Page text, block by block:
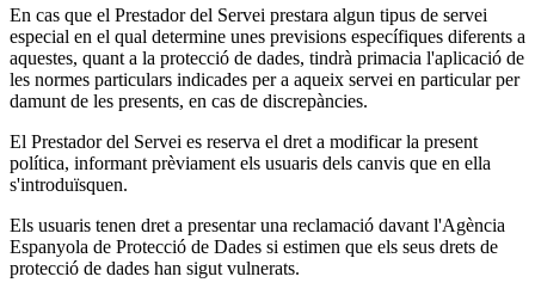
En cas que el Prestador del Servei prestara algun tipus de servei
especial en el qual determine unes previsions específiques diferents a
aquestes, quant a la protecció de dades, tindrà primacia l'aplicació de
les normes particulars indicades per a aqueix servei en particular per
damunt de les presents, en cas de discrepàncies.
El Prestador del Servei es reserva el dret a modificar la present
política, informant prèviament els usuaris dels canvis que en ella
s'introduïsquen.
Els usuaris tenen dret a presentar una reclamació davant l'Agència
Espanyola de Protecció de Dades si estimen que els seus drets de
protecció de dades han sigut vulnerats.